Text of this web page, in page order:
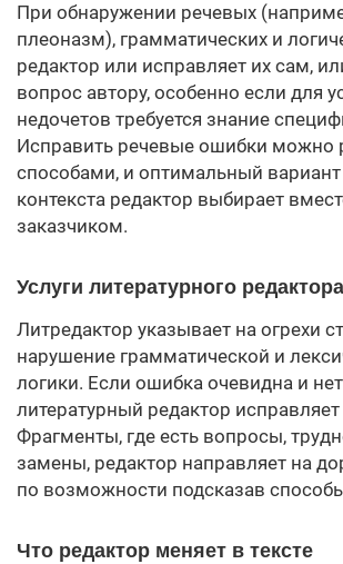
При обнаружении речевых
плеоназм), грамматических и
редактор или исправляет их сам,
вопрос автору, особенно если для
недочетов требуется знание
Исправить речевые ошибки можно
способами, и оптимальный вариант
контекста редактор выбирает
заказчиком.
Услуги литературного
Литредактор указывает на огрехи
нарушение грамматической и
логики. Если ошибка очевидна и
литературный редактор
Фрагменты, где есть вопросы,
замены, редактор направляет на
по возможности подсказав
Что редактор меняет в тексте